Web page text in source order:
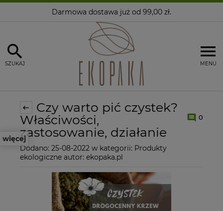
Darmowa dostawa już od 99,00 zł.
MENU
SZUKAJ
więcej
Czy warto pić czystek?
Właściwości,
zastosowanie, działanie
0
Dodano: 25-08-2022 w kategorii: Produkty
ekologiczne autor: ekopaka.pl